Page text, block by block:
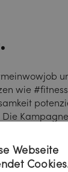
wie
Thermen-
in das
Webseite